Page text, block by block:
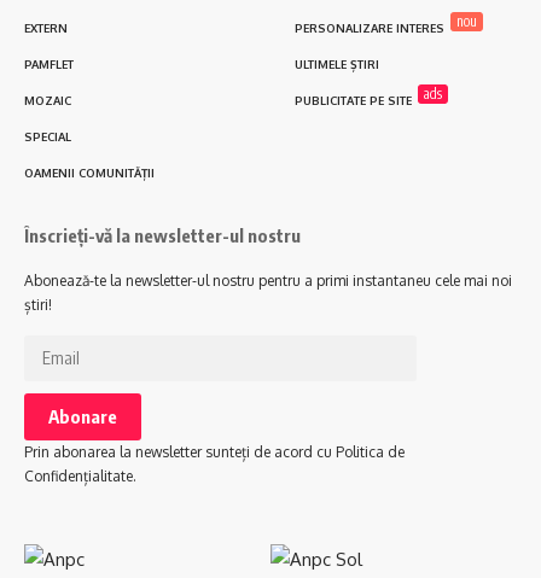
EXTERN
PAMFLET
MOZAIC
SPECIAL
OAMENII COMUNITĂȚII
PERSONALIZARE INTERES nou
ULTIMELE ȘTIRI
PUBLICITATE PE SITE ads
Înscrieți-vă la newsletter-ul nostru
Abonează-te la newsletter-ul nostru pentru a primi instantaneu cele mai noi
știri!
Prin abonarea la newsletter sunteți de acord cu Politica de
Confidențialitate.